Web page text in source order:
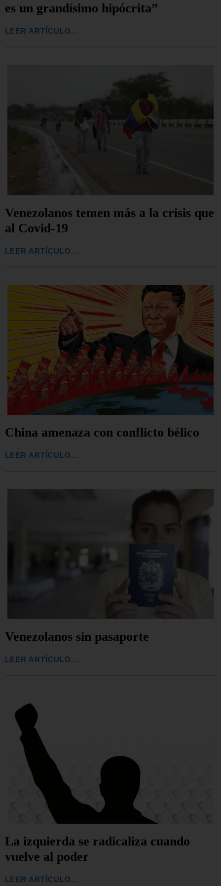
es un grandísimo hipócrita”
LEER ARTÍCULO...
Venezolanos temen más a la crisis que
al Covid-19
LEER ARTÍCULO...
China amenaza con conflicto bélico
LEER ARTÍCULO...
Venezolanos sin pasaporte
LEER ARTÍCULO...
La izquierda se radicaliza cuando
vuelve al poder
LEER ARTÍCULO...